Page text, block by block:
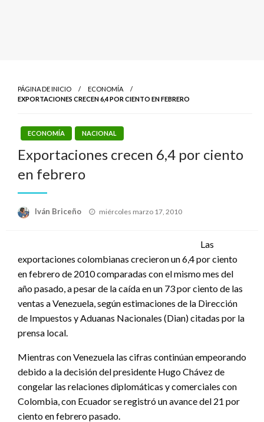
PÁGINA DE INICIO
ECONOMÍA
EXPORTACIONES CRECEN 6,4 POR CIENTO EN FEBRERO
ECONOMÍA NACIONAL
Exportaciones crecen 6,4 por ciento
en febrero
Iván Briceño
Publicado
miércoles marzo 17, 2010
Las
exportaciones colombianas crecieron un 6,4 por ciento
en febrero de 2010 comparadas con el mismo mes del
año pasado, a pesar de la caída en un 73 por ciento de las
ventas a Venezuela, según estimaciones de la Dirección
de Impuestos y Aduanas Nacionales (Dian) citadas por la
prensa local.
Mientras con Venezuela las cifras continúan empeorando
debido a la decisión del presidente Hugo Chávez de
congelar las relaciones diplomáticas y comerciales con
Colombia, con Ecuador se registró un avance del 21 por
ciento en febrero pasado.